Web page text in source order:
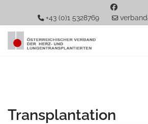
+43 (0)1 5328769
Transplantation